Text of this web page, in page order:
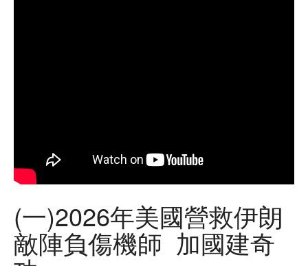
(一)2026年美國營救伊朗
敵陣負傷機師 加國建奇